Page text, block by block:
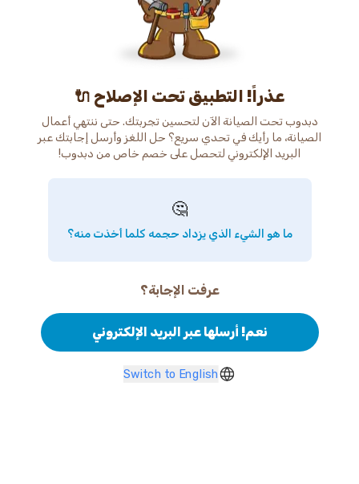
عذراً! التطبيق تحت الإصلاح 🔌
دبدوب تحت الصيانة الآن لتحسين تجربتك. حتى ننتهي أعمال
الصيانة، ما رأيك في تحدي سريع؟ حل اللغز وأرسل إجابتك عبر
البريد الإلكتروني لتحصل على خصم خاص من دبدوب!
🤔
ما هو الشيء الذي يزداد حجمه كلما أخذت منه؟
عرفت الإجابة؟
نعم! أرسلها عبر البريد الإلكتروني
Switch to English